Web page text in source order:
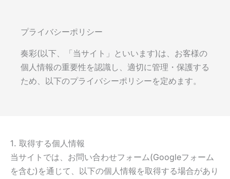
プライバシーポリシー
奏彩(以下、「当サイト」といいます)は、お客様の
個人情報の重要性を認識し、適切に管理・保護する
ため、以下のプライバシーポリシーを定めます。
1. 取得する個人情報
当サイトでは、お問い合わせフォーム(Googleフォーム
を含む)を通じて、以下の個人情報を取得する場合があり